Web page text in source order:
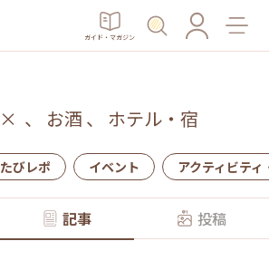
ガイド・マガジン
× 、 お酒 、 ホテル・宿
たびレポ イベント アクティビティ
記事 投稿